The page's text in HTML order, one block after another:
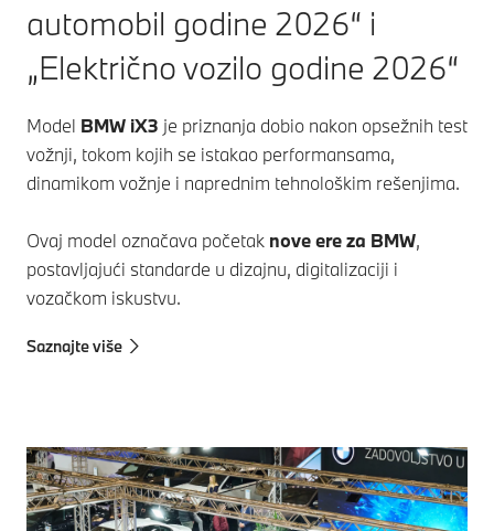
automobil godine 2026“ i
„Električno vozilo godine 2026“
Model BMW iX3 je priznanja dobio nakon opsežnih test
vožnji, tokom kojih se istakao performansama,
dinamikom vožnje i naprednim tehnološkim rešenjima.
Ovaj model označava početak nove ere za BMW,
postavljajući standarde u dizajnu, digitalizaciji i
vozačkom iskustvu.
Saznajte više